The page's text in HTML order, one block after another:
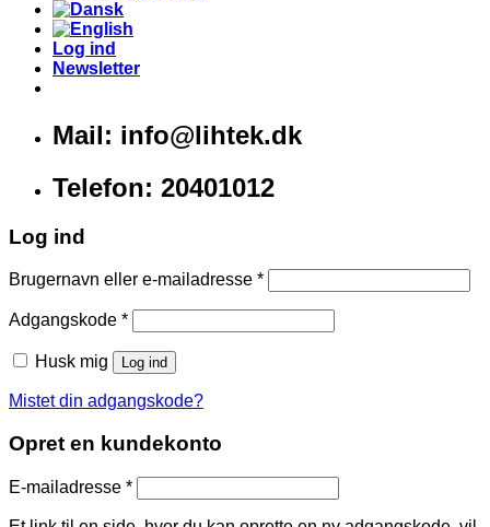
Log ind
Newsletter
Mail: info@lihtek.dk
Telefon: 20401012
Log ind
Brugernavn eller e-mailadresse *
Adgangskode *
Husk mig Log ind
Mistet din adgangskode?
Opret en kundekonto
E-mailadresse *